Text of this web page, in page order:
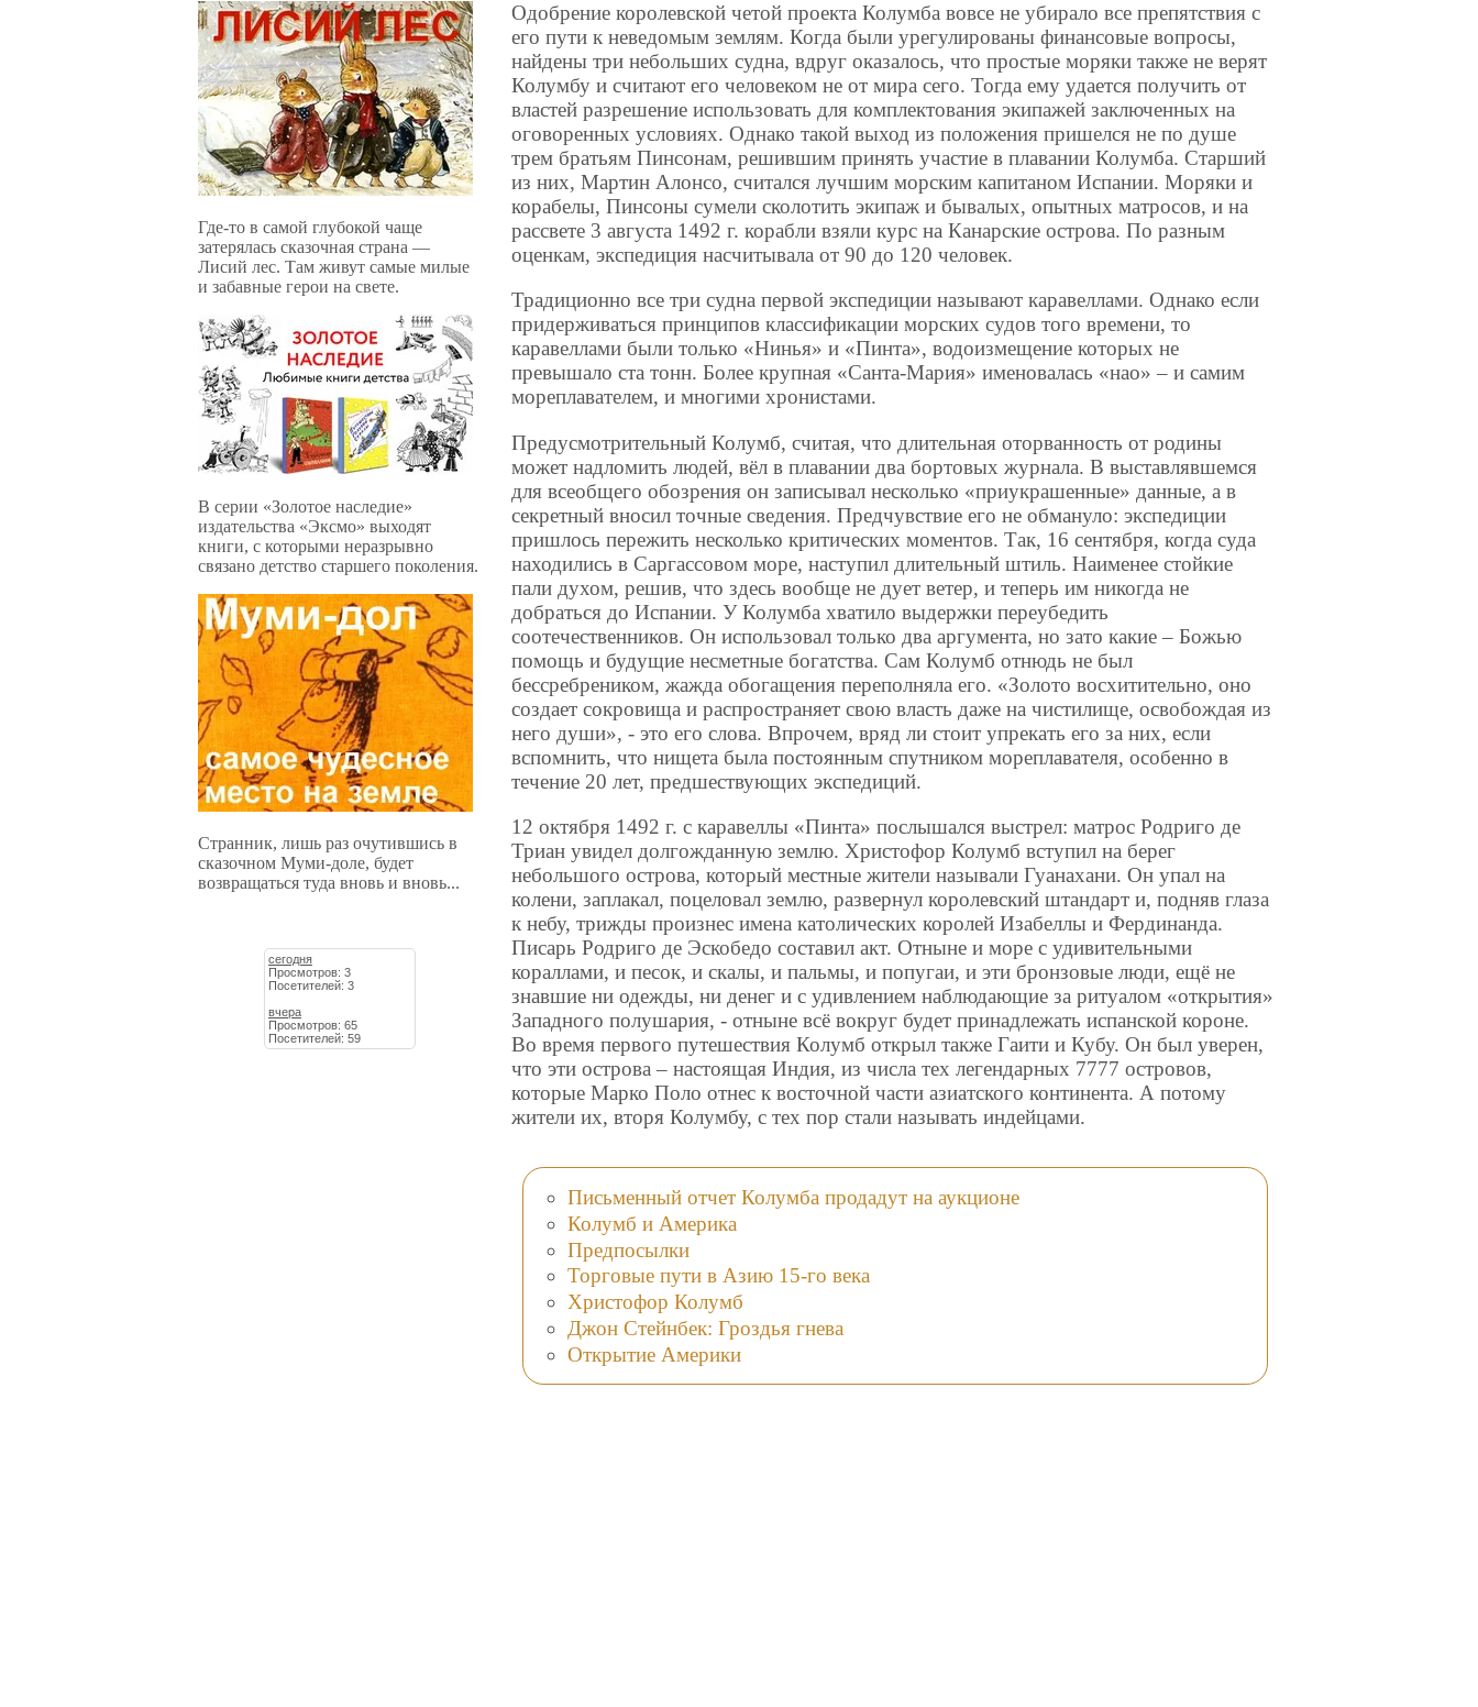
Где-то в самой глубокой чаще
затерялась сказочная страна —
Лисий лес. Там живут самые милые
и забавные герои на свете.
В серии «Золотое наследие»
издательства «Эксмо» выходят
книги, с которыми неразрывно
связано детство старшего поколения.
Странник, лишь раз очутившись в
сказочном Муми-доле, будет
возвращаться туда вновь и вновь...
сегодня
Просмотров: 3
Посетителей: 3
вчера
Просмотров: 65
Посетителей: 59
Одобрение королевской четой проекта Колумба вовсе не убирало все препятствия с
его пути к неведомым землям. Когда были урегулированы финансовые вопросы,
найдены три небольших судна, вдруг оказалось, что простые моряки также не верят
Колумбу и считают его человеком не от мира сего. Тогда ему удается получить от
властей разрешение использовать для комплектования экипажей заключенных на
оговоренных условиях. Однако такой выход из положения пришелся не по душе
трем братьям Пинсонам, решившим принять участие в плавании Колумба. Старший
из них, Мартин Алонсо, считался лучшим морским капитаном Испании. Моряки и
корабелы, Пинсоны сумели сколотить экипаж и бывалых, опытных матросов, и на
рассвете 3 августа 1492 г. корабли взяли курс на Канарские острова. По разным
оценкам, экспедиция насчитывала от 90 до 120 человек.
Традиционно все три судна первой экспедиции называют каравеллами. Однако если
придерживаться принципов классификации морских судов того времени, то
каравеллами были только «Нинья» и «Пинта», водоизмещение которых не
превышало ста тонн. Более крупная «Санта-Мария» именовалась «нао» – и самим
мореплавателем, и многими хронистами.
Предусмотрительный Колумб, считая, что длительная оторванность от родины
может надломить людей, вёл в плавании два бортовых журнала. В выставлявшемся
для всеобщего обозрения он записывал несколько «приукрашенные» данные, а в
секретный вносил точные сведения. Предчувствие его не обмануло: экспедиции
пришлось пережить несколько критических моментов. Так, 16 сентября, когда суда
находились в Саргассовом море, наступил длительный штиль. Наименее стойкие
пали духом, решив, что здесь вообще не дует ветер, и теперь им никогда не
добраться до Испании. У Колумба хватило выдержки переубедить
соотечественников. Он использовал только два аргумента, но зато какие – Божью
помощь и будущие несметные богатства. Сам Колумб отнюдь не был
бессребреником, жажда обогащения переполняла его. «Золото восхитительно, оно
создает сокровища и распространяет свою власть даже на чистилище, освобождая из
него души», - это его слова. Впрочем, вряд ли стоит упрекать его за них, если
вспомнить, что нищета была постоянным спутником мореплавателя, особенно в
течение 20 лет, предшествующих экспедиций.
12 октября 1492 г. с каравеллы «Пинта» послышался выстрел: матрос Родриго де
Триан увидел долгожданную землю. Христофор Колумб вступил на берег
небольшого острова, который местные жители называли Гуанахани. Он упал на
колени, заплакал, поцеловал землю, развернул королевский штандарт и, подняв глаза
к небу, трижды произнес имена католических королей Изабеллы и Фердинанда.
Писарь Родриго де Эскобедо составил акт. Отныне и море с удивительными
кораллами, и песок, и скалы, и пальмы, и попугаи, и эти бронзовые люди, ещё не
знавшие ни одежды, ни денег и с удивлением наблюдающие за ритуалом «открытия»
Западного полушария, - отныне всё вокруг будет принадлежать испанской короне.
Во время первого путешествия Колумб открыл также Гаити и Кубу. Он был уверен,
что эти острова – настоящая Индия, из числа тех легендарных 7777 островов,
которые Марко Поло отнес к восточной части азиатского континента. А потому
жители их, вторя Колумбу, с тех пор стали называть индейцами.
Письменный отчет Колумба продадут на аукционе
Колумб и Америка
Предпосылки
Торговые пути в Азию 15-го века
Христофор Колумб
Джон Стейнбек: Гроздья гнева
Открытие Америки